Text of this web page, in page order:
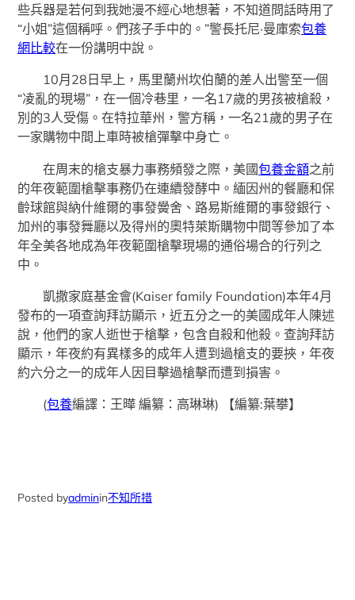
些兵器是若何到我她漫不經心地想著，不知道問話時用了
“小姐”這個稱呼。們孩子手中的。”警長托尼·曼庫索包養
網比較在一份講明中說。
10月28日早上，馬里蘭州坎伯蘭的差人出警至一個
“凌亂的現場”，在一個冷巷里，一名17歲的男孩被槍殺，
別的3人受傷。在特拉華州，警方稱，一名21歲的男子在
一家購物中間上車時被槍彈擊中身亡。
在周末的槍支暴力事務頻發之際，美國包養金額之前
的年夜範圍槍擊事務仍在連續發酵中。緬因州的餐廳和保
齡球館與納什維爾的事發黌舍、路易斯維爾的事發銀行、
加州的事發舞廳以及得州的奧特萊斯購物中間等參加了本
年全美各地成為年夜範圍槍擊現場的通俗場合的行列之
中。
凱撒家庭基金會(Kaiser family Foundation)本年4月
發布的一項查詢拜訪顯示，近五分之一的美國成年人陳述
說，他們的家人逝世于槍擊，包含自殺和他殺。查詢拜訪
顯示，年夜約有異樣多的成年人遭到過槍支的要挾，年夜
約六分之一的成年人因目擊過槍擊而遭到損害。
(包養編譯：王曄 編纂：高琳琳) 【編纂:葉攀】
Posted byadminin不知所措